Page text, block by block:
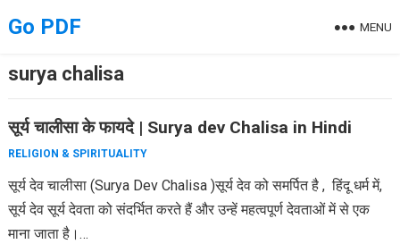
toGo PDF MENU
surya chalisa
सूर्य चालीसा के फायदे | Surya dev Chalisa in Hindi
RELIGION & SPIRITUALITY
सूर्य देव चालीसा (Surya Dev Chalisa )सूर्य देव को समर्पित है , हिंदू धर्म में,
सूर्य देव सूर्य देवता को संदर्भित करते हैं और उन्हें महत्वपूर्ण देवताओं में से एक
माना जाता है।…